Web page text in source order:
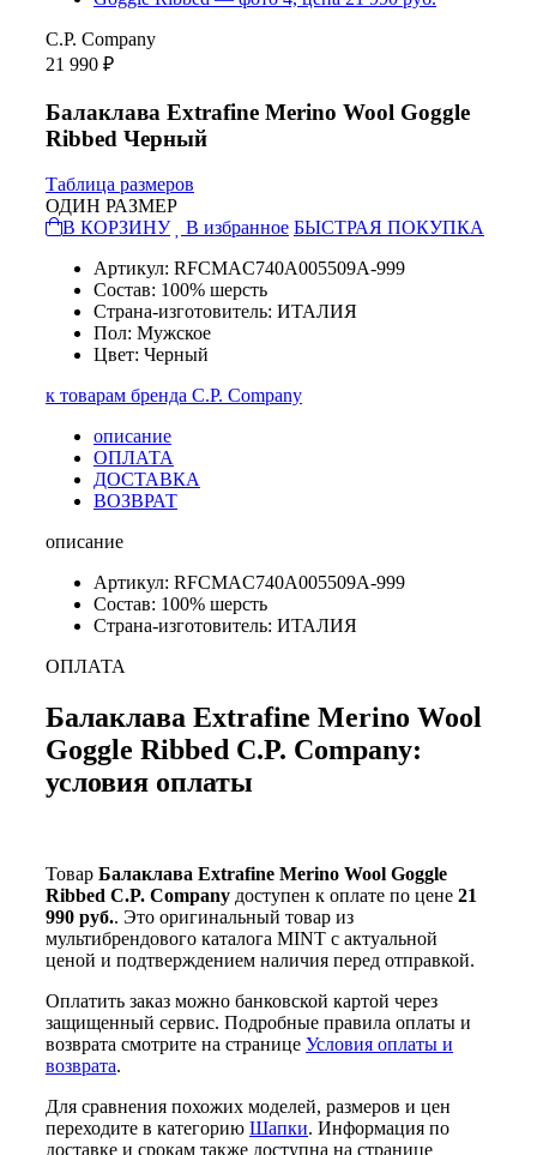
C.P. Company
21 990 ₽
Балаклава Extrafine Merino Wool Goggle
Ribbed Черный
Таблица размеров
ОДИН РАЗМЕР
В КОРЗИНУ
В избранное БЫСТРАЯ ПОКУПКА
Артикул: RFCMAC740A005509A-999
Состав: 100% шерсть
Страна-изготовитель: ИТАЛИЯ
Пол: Мужское
Цвет: Черный
к товарам бренда C.P. Company
описание
ОПЛАТА
ДОСТАВКА
ВОЗВРАТ
описание
Артикул: RFCMAC740A005509A-999
Состав: 100% шерсть
Страна-изготовитель: ИТАЛИЯ
ОПЛАТА
Балаклава Extrafine Merino Wool
Goggle Ribbed C.P. Company:
условия оплаты
Товар Балаклава Extrafine Merino Wool Goggle
Ribbed C.P. Company доступен к оплате по цене 21
990 руб.. Это оригинальный товар из
мультибрендового каталога MINT с актуальной
ценой и подтверждением наличия перед отправкой.
Оплатить заказ можно банковской картой через
защищенный сервис. Подробные правила оплаты и
возврата смотрите на странице Условия оплаты и
возврата.
Для сравнения похожих моделей, размеров и цен
переходите в категорию Шапки. Информация по
доставке и срокам также доступна на странице